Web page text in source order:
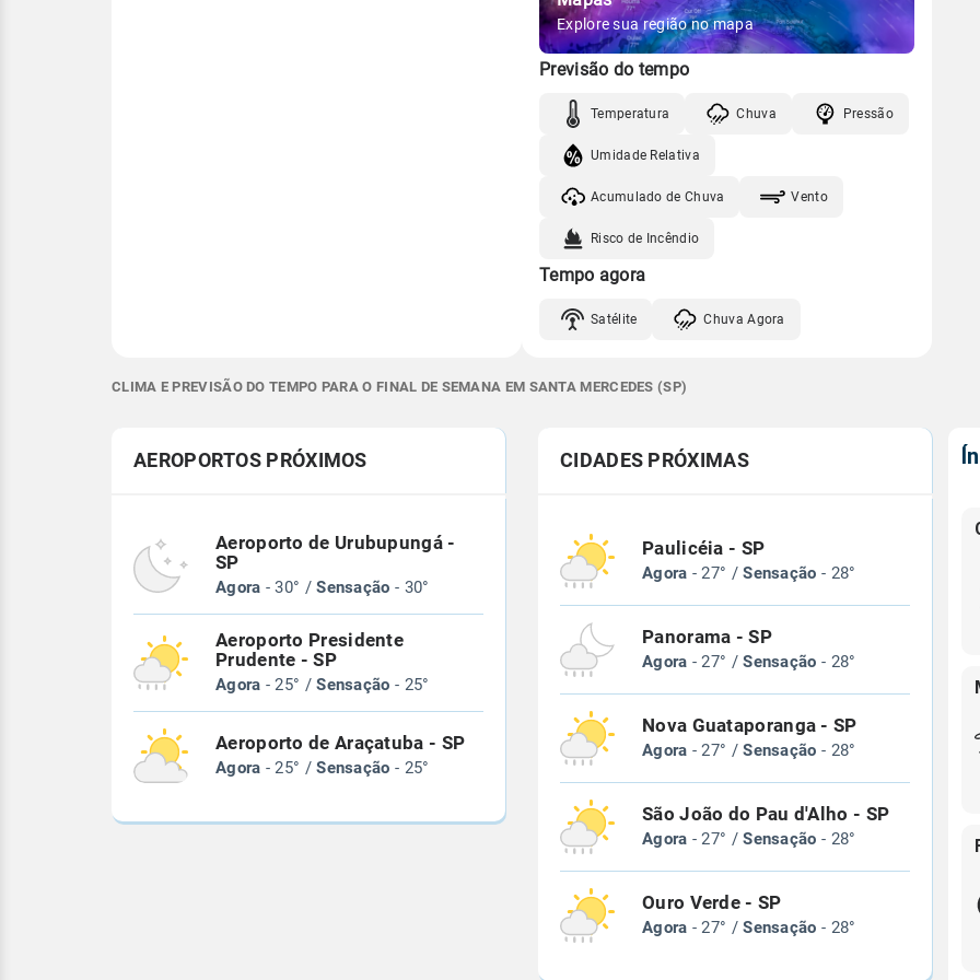
Explore sua região no mapa
Previsão do tempo
Temperatura Chuva Pressão
Umidade Relativa
Acumulado de Chuva Vento
Risco de Incêndio
Tempo agora
Satélite Chuva Agora
CLIMA E PREVISÃO DO TEMPO PARA O FINAL DE SEMANA EM SANTA MERCEDES (SP)
AEROPORTOS PRÓXIMOS
Aeroporto de Urubupungá -
SP
Agora - 30° /Sensação - 30°
Aeroporto Presidente
Prudente - SP
Agora - 25° /Sensação - 25°
Aeroporto de Araçatuba - SP
Agora - 25° /Sensação - 25°
CIDADES PRÓXIMAS
Paulicéia - SP
Agora - 27° /Sensação - 28°
Panorama - SP
Agora - 27° /Sensação - 28°
Nova Guataporanga - SP
Agora - 27° /Sensação - 28°
São João do Pau d'Alho - SP
Agora - 27° /Sensação - 28°
Ouro Verde - SP
Agora - 27° /Sensação - 28°